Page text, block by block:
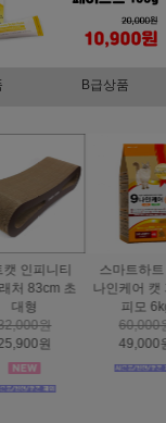
B급상품
골드
부&
도트캣 스크래처
집콕 TV
16,000원
12,900원